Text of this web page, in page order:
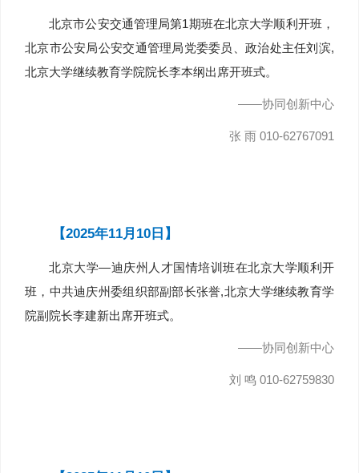
北京市公安交通管理局第1期班在北京大学顺利开班，
北京市公安局公安交通管理局党委委员、政治处主任刘滨,
北京大学继续教育学院院长李本纲出席开班式。
——协同创新中心
张 雨 010-62767091
【2025年11月10日】
北京大学—迪庆州人才国情培训班在北京大学顺利开
班，中共迪庆州委组织部副部长张誉,北京大学继续教育学
院副院长李建新出席开班式。
——协同创新中心
刘 鸣 010-62759830